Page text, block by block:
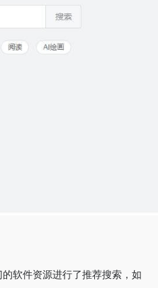
软件资源进行了推荐搜索，如